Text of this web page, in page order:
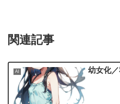
関連記事
AI 幼女化